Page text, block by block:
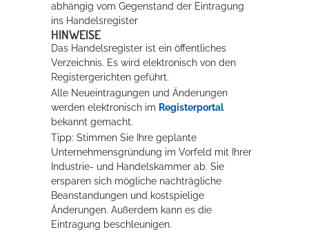
abhängig vom Gegenstand der Eintragung
ins Handelsregister
HINWEISE
Das Handelsregister ist ein öffentliches
Verzeichnis. Es wird elektronisch von den
Registergerichten geführt.
Alle Neueintragungen und Änderungen
werden elektronisch im Registerportal
bekannt gemacht.
Tipp: Stimmen Sie Ihre geplante
Unternehmensgründung im Vorfeld mit Ihrer
Industrie- und Handelskammer ab. Sie
ersparen sich mögliche nachträgliche
Beanstandungen und kostspielige
Änderungen. Außerdem kann es die
Eintragung beschleunigen.